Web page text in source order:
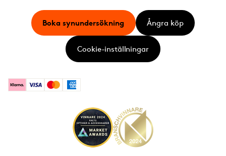
KlarnaVisa MastercardAmerican Express
Boka synundersökning Ångra köp
Cookie-inställningar